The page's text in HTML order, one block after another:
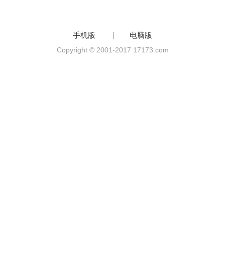
手机版 | 电脑版
Copyright © 2001-2017 17173.com